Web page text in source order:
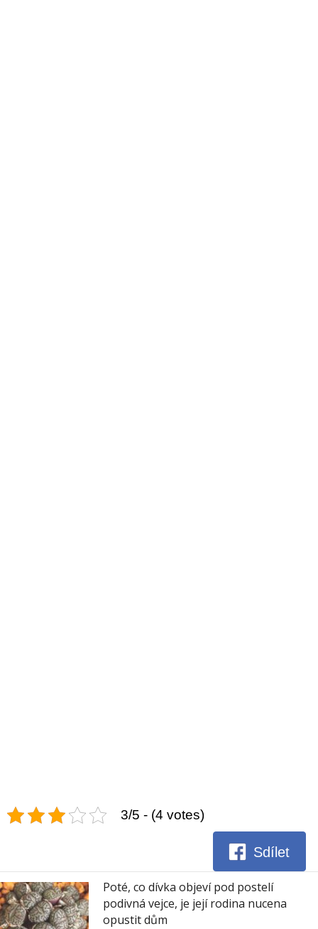
3/5 - (4 votes)
Sdílet
Poté, co dívka objeví pod postelí
podivná vejce, je její rodina nucena
opustit dům